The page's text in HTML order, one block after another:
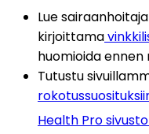
Lue
kirjoittama
huomioida
Tutustu
Health Pro